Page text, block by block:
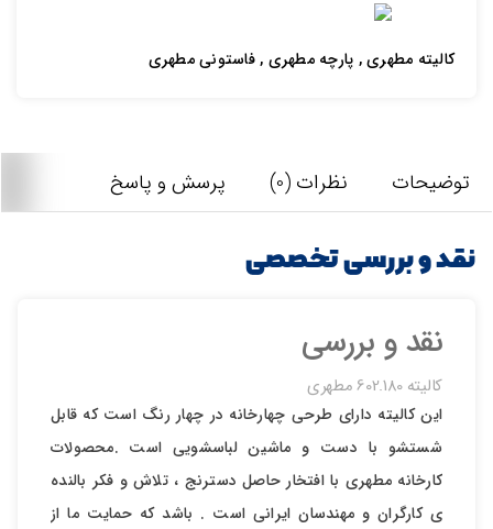
کالیته مطهری , پارچه مطهری , فاستونی مطهری
توضیحات نظرات (0) پرسش و پاسخ
نقد و بررسی تخصصی
نقد و بررسی
کالیته 602.180 مطهری
این کالیته دارای طرحی چهارخانه در چهار رنگ است که قابل
شستشو با دست و ماشین لباسشویی است .محصولات
کارخانه مطهری با افتخار حاصل دسترنج ، تلاش و فکر بالنده
ی کارگران و مهندسان ایرانی است . باشد که حمایت ما از
اشتراک گذاری در شبکه های اجتماعی
ارسال به ایمیل
تصاویر رسمی